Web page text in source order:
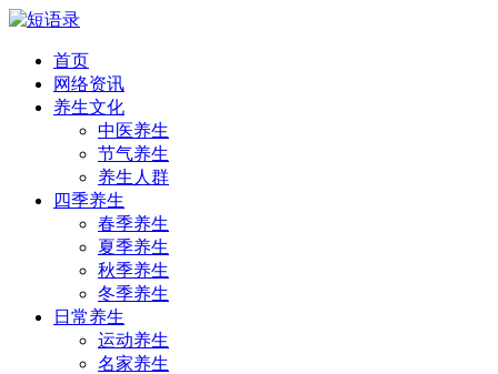
首页
网络资讯
养生文化
中医养生
节气养生
养生人群
四季养生
春季养生
夏季养生
秋季养生
冬季养生
日常养生
运动养生
名家养生